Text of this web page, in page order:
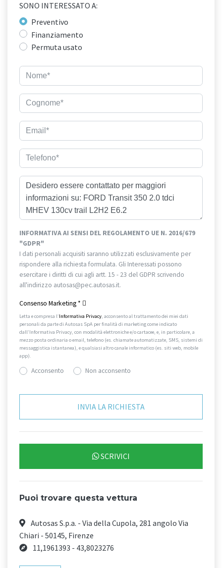
SONO INTERESSATO A:
Preventivo
Finanziamento
Permuta usato
INFORMATIVA AI SENSI DEL REGOLAMENTO UE N. 2016/679
"GDPR"
I dati personali acquisiti saranno utilizzati esclusivamente per
rispondere alla richiesta formulata. Gli Interessati possono
esercitare i diritti di cui agli artt. 15 - 23 del GDPR scrivendo
all'indirizzo autosas@pec.autosas.it.
Consenso Marketing *
Letta e compresa l’Informativa Privacy, acconsento al trattamento dei miei dati
personali da parte di Autosas SpA per finalità di marketing come indicato
dall’Informativa Privacy, con modalità elettroniche e/o cartacee, e, in particolare, a
mezzo posta ordinaria o email, telefono (es. chiamate automatizzate, SMS, sistemi di
messaggistica istantanea), e qualsiasi altro canale informatico (es. siti web, mobile
app).
Acconsento Non acconsento
SCRIVICI
Puoi trovare questa vettura
Autosas S.p.a. - Via della Cupola, 281 angolo Via
Chiari - 50145, Firenze
11,1961393 - 43,8023276